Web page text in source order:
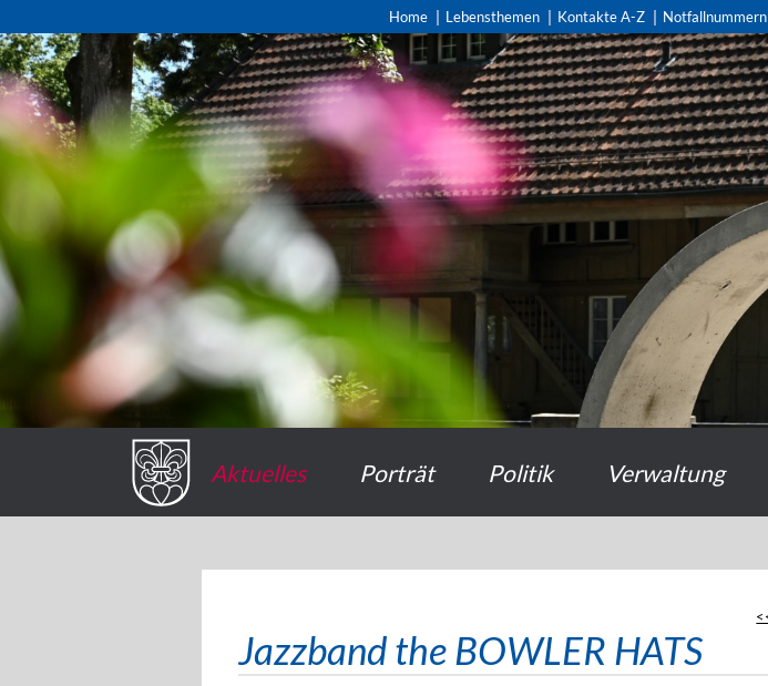
Home Lebensthemen Kontakte A-Z Notfallnummern
Aktuelles Porträt Politik Verwaltung
Jazzband the BOWLER HATS